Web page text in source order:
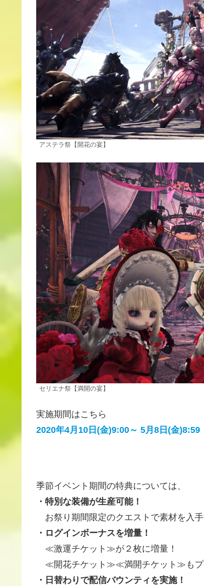
アステラ祭【開花の宴】
セリエナ祭【満開の宴】
実施期間はこちら
2020年4月10日(金)9:00～ 5月8日(金)8:59
季節イベント期間の特典については、
・特別な装備が生産可能！
お祭り期間限定のクエストで素材を入
・ログインボーナスを増量！
≪激運チケット≫が２枚に増量！
≪開花チケット≫≪満開チケット≫もプ
・日替わりで配信バウンティを実施！